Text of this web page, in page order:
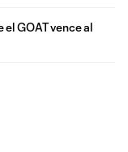
el GOAT vence al